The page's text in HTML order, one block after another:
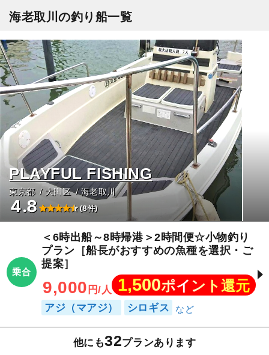
海老取川の釣り船一覧
PLAYFUL FISHING
東京都 大田区 海老取川
4.8 (8件)
乗合
＜6時出船～8時帰港＞2時間便☆小物釣り
プラン［船長がおすすめの魚種を選択・ご
提案］
9,000 円/人 1,500ポイント還元
アジ（マアジ） シロギス
他にも32プランあります